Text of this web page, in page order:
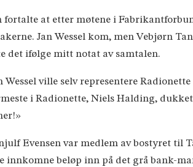
fortalte at etter møtene i
Jan Wessel kom, men Vebjørn
det ifølge mitt notat av samtalen.
Wessel ville selv representere
i Radionette, Niels Halding, dukket
Evensen var medlem av bostyret til
innkomne beløp inn på det grå bank-